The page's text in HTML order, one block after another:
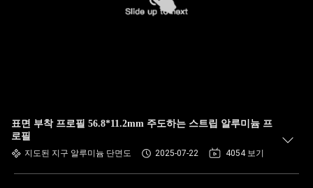
표면 부착 프로필 56.8*11.2mm 주도하는 스트립 알루미늄 프
로필
지도된 지구 알루미늄 단면도 2025-07-22 4054 보기